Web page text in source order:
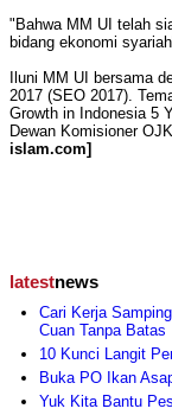
"Bahwa MM UI telah
bidang ekonomi
Iluni MM UI bersama
2017 (SEO 2017).
Growth in Indonesia 5
Dewan Komisioner
islam.com]
latestnews
Cari Kerja
Cuan Tanpa Batas
10 Kunci Langit
Buka PO Ikan
Yuk Kita Bantu